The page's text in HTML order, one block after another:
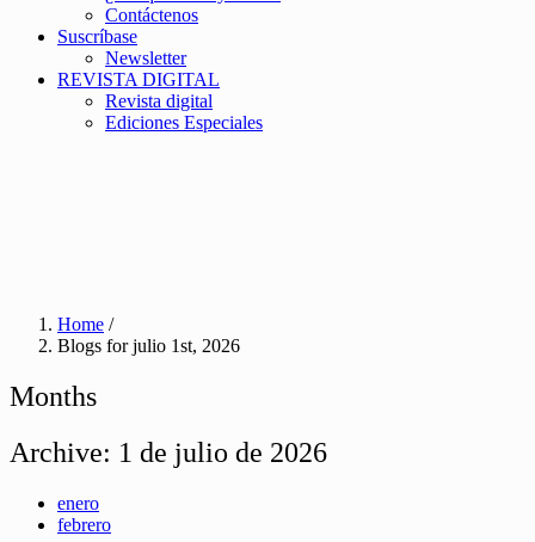
Contáctenos
Suscríbase
Newsletter
REVISTA DIGITAL
Revista digital
Ediciones Especiales
Home /
Blogs for julio 1st, 2026
Months
Archive: 1 de julio de 2026
enero
febrero